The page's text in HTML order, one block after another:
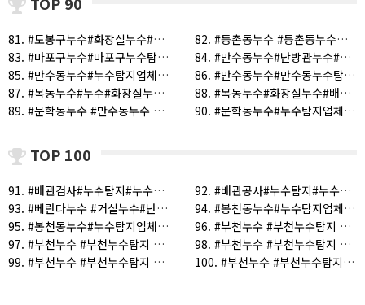
81. #도봉구누수#화장실누수#누수탐지업체#누수전문#누수공사#화장실방수#수도누수 (1)
82. #등촌동누수 #등촌동누수탐지#누수탐지비용#누수공사비용 (1)
83. #마포구누수#마포구누수탐지#마포구누수공사 (1)
84. #만수동누수#난방관누수#구월동누수#인천누수 (1)
85. #만수동누수#누수탐지업체#화장실천장누수 (1)
86. #만수동누수#만수동누수탐지#누수#누수탐지업체 (1)
87. #목동누수#누수#화장실누수#난방누수#수도누수#누수탐지#누수탐지업체 (1)
88. #목동누수#화장실누수#배관누수#옥상누수#상가누수#누수탐지전문업체#누수공사업체#누수전문업체 (1)
89. #문학동누수 #만수동누수 #문학동누수탐지 (1)
90. #문학동누수#누수탐지업체#화장실천장누수 (1)
TOP 100
91. #배관검사#누수탐지#누수탐지업체#부천누수#누수#부천누수탐지 (1)
92. #배관공사#누수탐지#누수공사#누수전문 (1)
93. #베란다누수 #거실누수#난방누수#보일러누수 (1)
94. #봉천동누수#누수탐지업체#화장실천장누수#배관누수#누수공사업체#누수전문업체#누수전문업체#상가누수#옥상누수 (1)
95. #봉천동누수#누수탐지업체#화장실천장누수#배관누수#누수공사업체#누수전문업체#상가누수#옥상누수 (1)
96. #부천누수 #부천누수탐지 #도당동누수#도당동누수탐지 (1)
97. #부천누수 #부천누수탐지 #부천누수탐지업체 (1)
98. #부천누수 #부천누수탐지 #여월동누수 #여월동누수탐지 (1)
99. #부천누수 #부천누수탐지 #오정구누수 #오정구누수탐지 (1)
100. #부천누수 #부천누수탐지 #중동누수#누수탐지 (1)